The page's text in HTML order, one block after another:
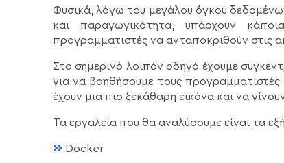
Φυσικά, λόγω του μεγάλου όγκου
και παραγωγικότητα, υπάρχουν
προγραμματιστές να ανταποκριθούν στις
Στο σημερινό λοιπόν οδηγό έχουμε
για να βοηθήσουμε τους προγραμματιστές
έχουν μια πιο ξεκάθαρη εικόνα και να
Τα εργαλεία που θα αναλύσουμε είναι τα
Docker